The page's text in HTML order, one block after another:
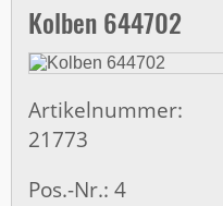
Kolben 644702
Artikelnummer:
21773
Pos.-Nr.: 4